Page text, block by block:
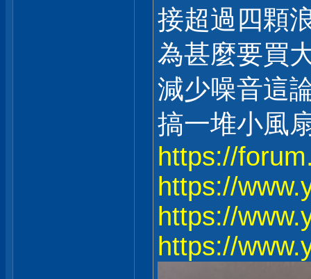
接超過四顆
為甚麼要買
減少噪音這
搞一堆小風
https://
https://
https://
https://